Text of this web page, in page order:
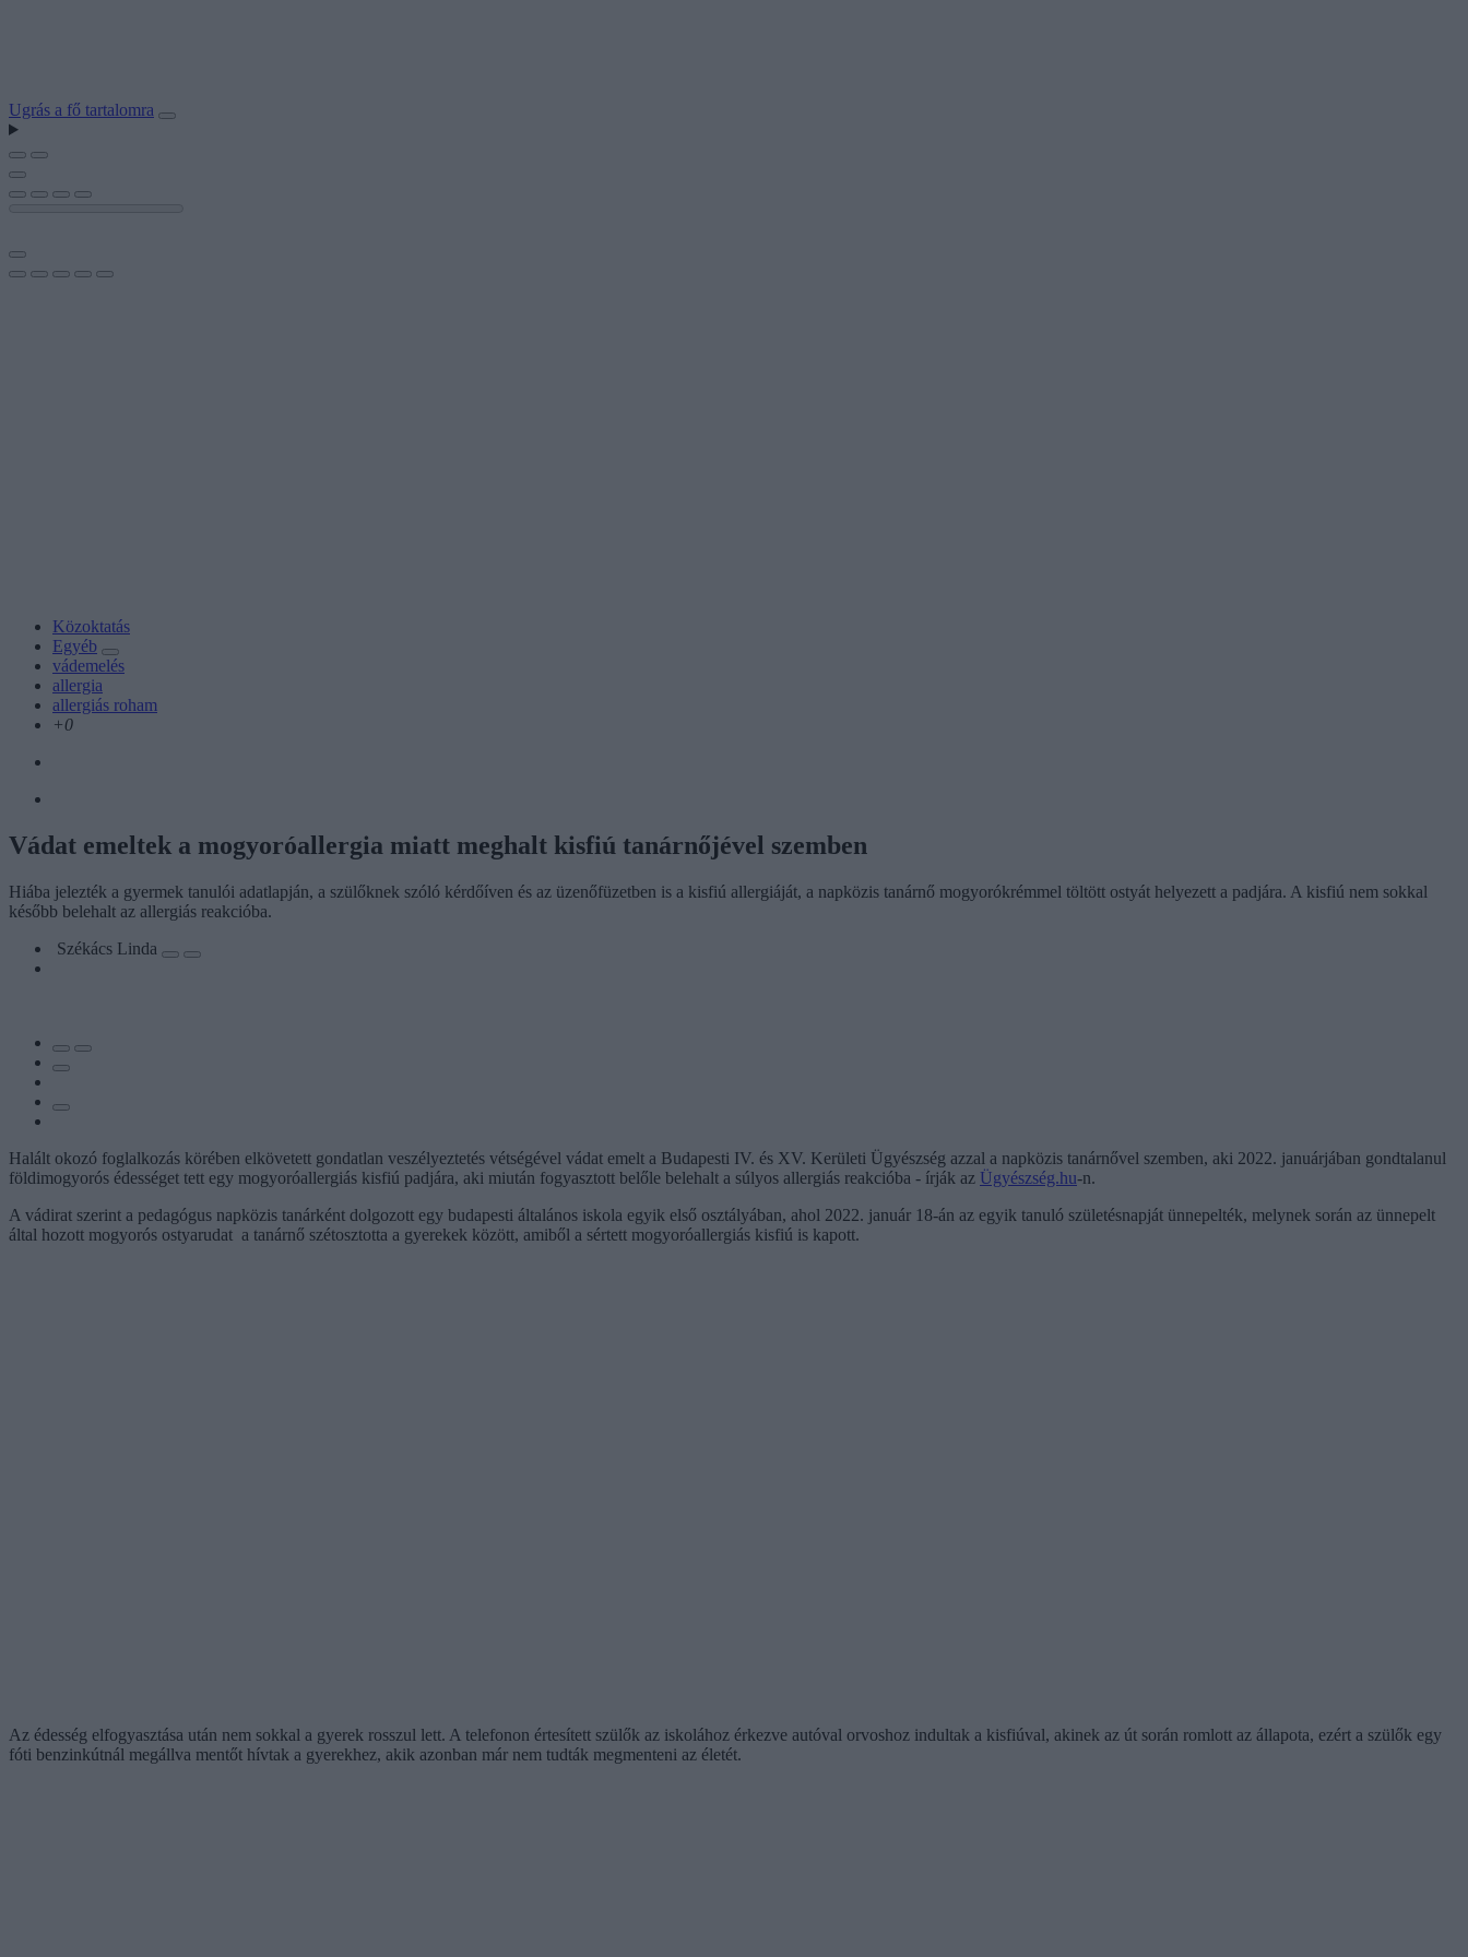
Ugrás a fő tartalomra
Közoktatás
Egyéb
vádemelés
allergia
allergiás roham
+0
Vádat emeltek a mogyoróallergia miatt meghalt kisfiú tanárnőjével szemben
Hiába jelezték a gyermek tanulói adatlapján, a szülőknek szóló kérdőíven és az üzenőfüzetben is a kisfiú allergiáját, a napközis tanárnő mogyorókrémmel töltött ostyát helyezett a padjára. A kisfiú nem sokkal
később belehalt az allergiás reakcióba.
Székács Linda
Halált okozó foglalkozás körében elkövetett gondatlan veszélyeztetés vétségével vádat emelt a Budapesti IV. és XV. Kerületi Ügyészség azzal a napközis tanárnővel szemben, aki 2022. januárjában gondtalanul
földimogyorós édességet tett egy mogyoróallergiás kisfiú padjára, aki miután fogyasztott belőle belehalt a súlyos allergiás reakcióba - írják az Ügyészség.hu-n.
A vádirat szerint a pedagógus napközis tanárként dolgozott egy budapesti általános iskola egyik első osztályában, ahol 2022. január 18-án az egyik tanuló születésnapját ünnepelték, melynek során az ünnepelt
által hozott mogyorós ostyarudat a tanárnő szétosztotta a gyerekek között, amiből a sértett mogyoróallergiás kisfiú is kapott.
Az édesség elfogyasztása után nem sokkal a gyerek rosszul lett. A telefonon értesített szülők az iskolához érkezve autóval orvoshoz indultak a kisfiúval, akinek az út során romlott az állapota, ezért a szülők egy
fóti benzinkútnál megállva mentőt hívtak a gyerekhez, akik azonban már nem tudták megmenteni az életét.